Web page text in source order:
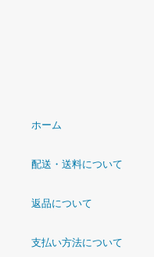
ホーム
配送・送料について
返品について
支払い方法について